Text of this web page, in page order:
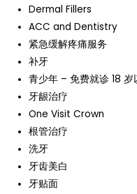
Dermal Fillers
ACC and Dentistry
紧急缓解疼痛服务
补牙
青少年 – 免费就诊 18 岁
牙龈治疗
One Visit Crown
根管治疗
洗牙
牙齿美白
牙贴面